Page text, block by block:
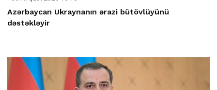
Azərbaycan Ukraynanın ərazi bütövlüyünü
dəstəkləyir